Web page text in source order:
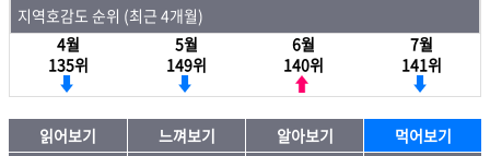
지역호감도 순위 (최근 4개월)
4월
135위
5월
149위
6월
140위
7월
141위
읽어보기 느껴보기 알아보기
먹어보기